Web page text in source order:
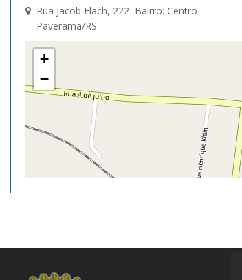
Rua Jacob Flach, 222 Bairro: Centro
Paverama/RS
+
−